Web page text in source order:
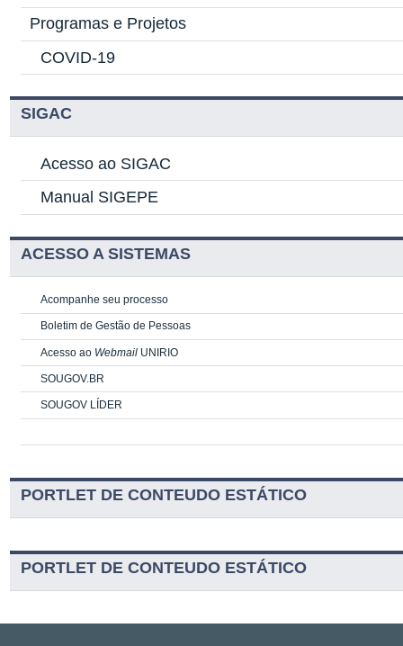
Programas e Projetos
COVID-19
SIGAC
Acesso ao SIGAC
Manual SIGEPE
ACESSO A SISTEMAS
Acompanhe seu processo
Boletim de Gestão de Pessoas
Acesso ao Webmail UNIRIO
SOUGOV.BR
SOUGOV LÍDER
PORTLET DE CONTEUDO ESTÁTICO
PORTLET DE CONTEUDO ESTÁTICO